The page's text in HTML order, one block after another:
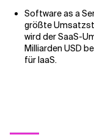
Software as a
größte
wird der SaaS-
Milliarden USD
für IaaS.